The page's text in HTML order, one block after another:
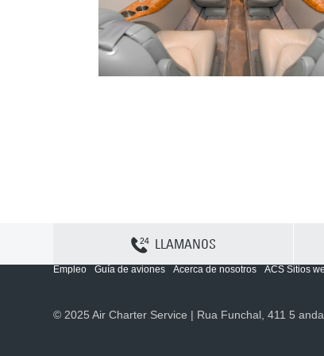
LLAMANOS
Sitemap Política y privacidad
Empleo
Guía de aviones Acerca de nosotros ACS Sitios
© 2025 Air Charter Service | Rua Funchal, 411 5